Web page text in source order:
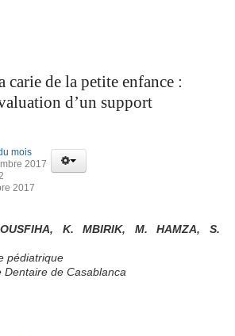
carie de la petite enfance :
d’un support
mois
2017
2017
K. MBIRIK, M. HAMZA, S.
pédiatrique
Dentaire de Casablanca